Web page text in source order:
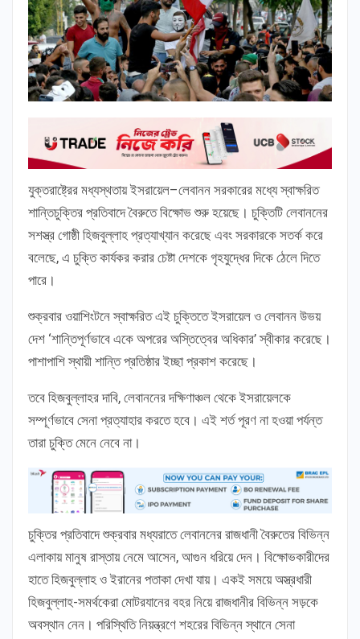
যুক্তরাষ্ট্রের মধ্যস্থতায় ইসরায়েল–লেবানন সরকারের মধ্যে স্বাক্ষরিত
শান্তিচুক্তির প্রতিবাদে বৈরুতে বিক্ষোভ শুরু হয়েছে। চুক্তিটি লেবাননের
সশস্ত্র গোষ্ঠী হিজবুল্লাহ প্রত্যাখ্যান করেছে এবং সরকারকে সতর্ক করে
বলেছে, এ চুক্তি কার্যকর করার চেষ্টা দেশকে গৃহযুদ্ধের দিকে ঠেলে দিতে
পারে।
শুক্রবার ওয়াশিংটনে স্বাক্ষরিত এই চুক্তিতে ইসরায়েল ও লেবানন উভয়
দেশ ‘শান্তিপূর্ণভাবে একে অপরের অস্তিত্বের অধিকার’ স্বীকার করেছে।
পাশাপাশি স্থায়ী শান্তি প্রতিষ্ঠার ইচ্ছা প্রকাশ করেছে।
তবে হিজবুল্লাহর দাবি, লেবাননের দক্ষিণাঞ্চল থেকে ইসরায়েলকে
সম্পূর্ণভাবে সেনা প্রত্যাহার করতে হবে। এই শর্ত পূরণ না হওয়া পর্যন্ত
তারা চুক্তি মেনে নেবে না।
চুক্তির প্রতিবাদে শুক্রবার মধ্যরাতে লেবাননের রাজধানী বৈরুতের বিভিন্ন
এলাকায় মানুষ রাস্তায় নেমে আসেন, আগুন ধরিয়ে দেন। বিক্ষোভকারীদের
হাতে হিজবুল্লাহ ও ইরানের পতাকা দেখা যায়। একই সময়ে অস্ত্রধারী
হিজবুল্লাহ-সমর্থকেরা মোটরযানের বহর নিয়ে রাজধানীর বিভিন্ন সড়কে
অবস্থান নেন। পরিস্থিতি নিয়ন্ত্রণে শহরের বিভিন্ন স্থানে সেনা